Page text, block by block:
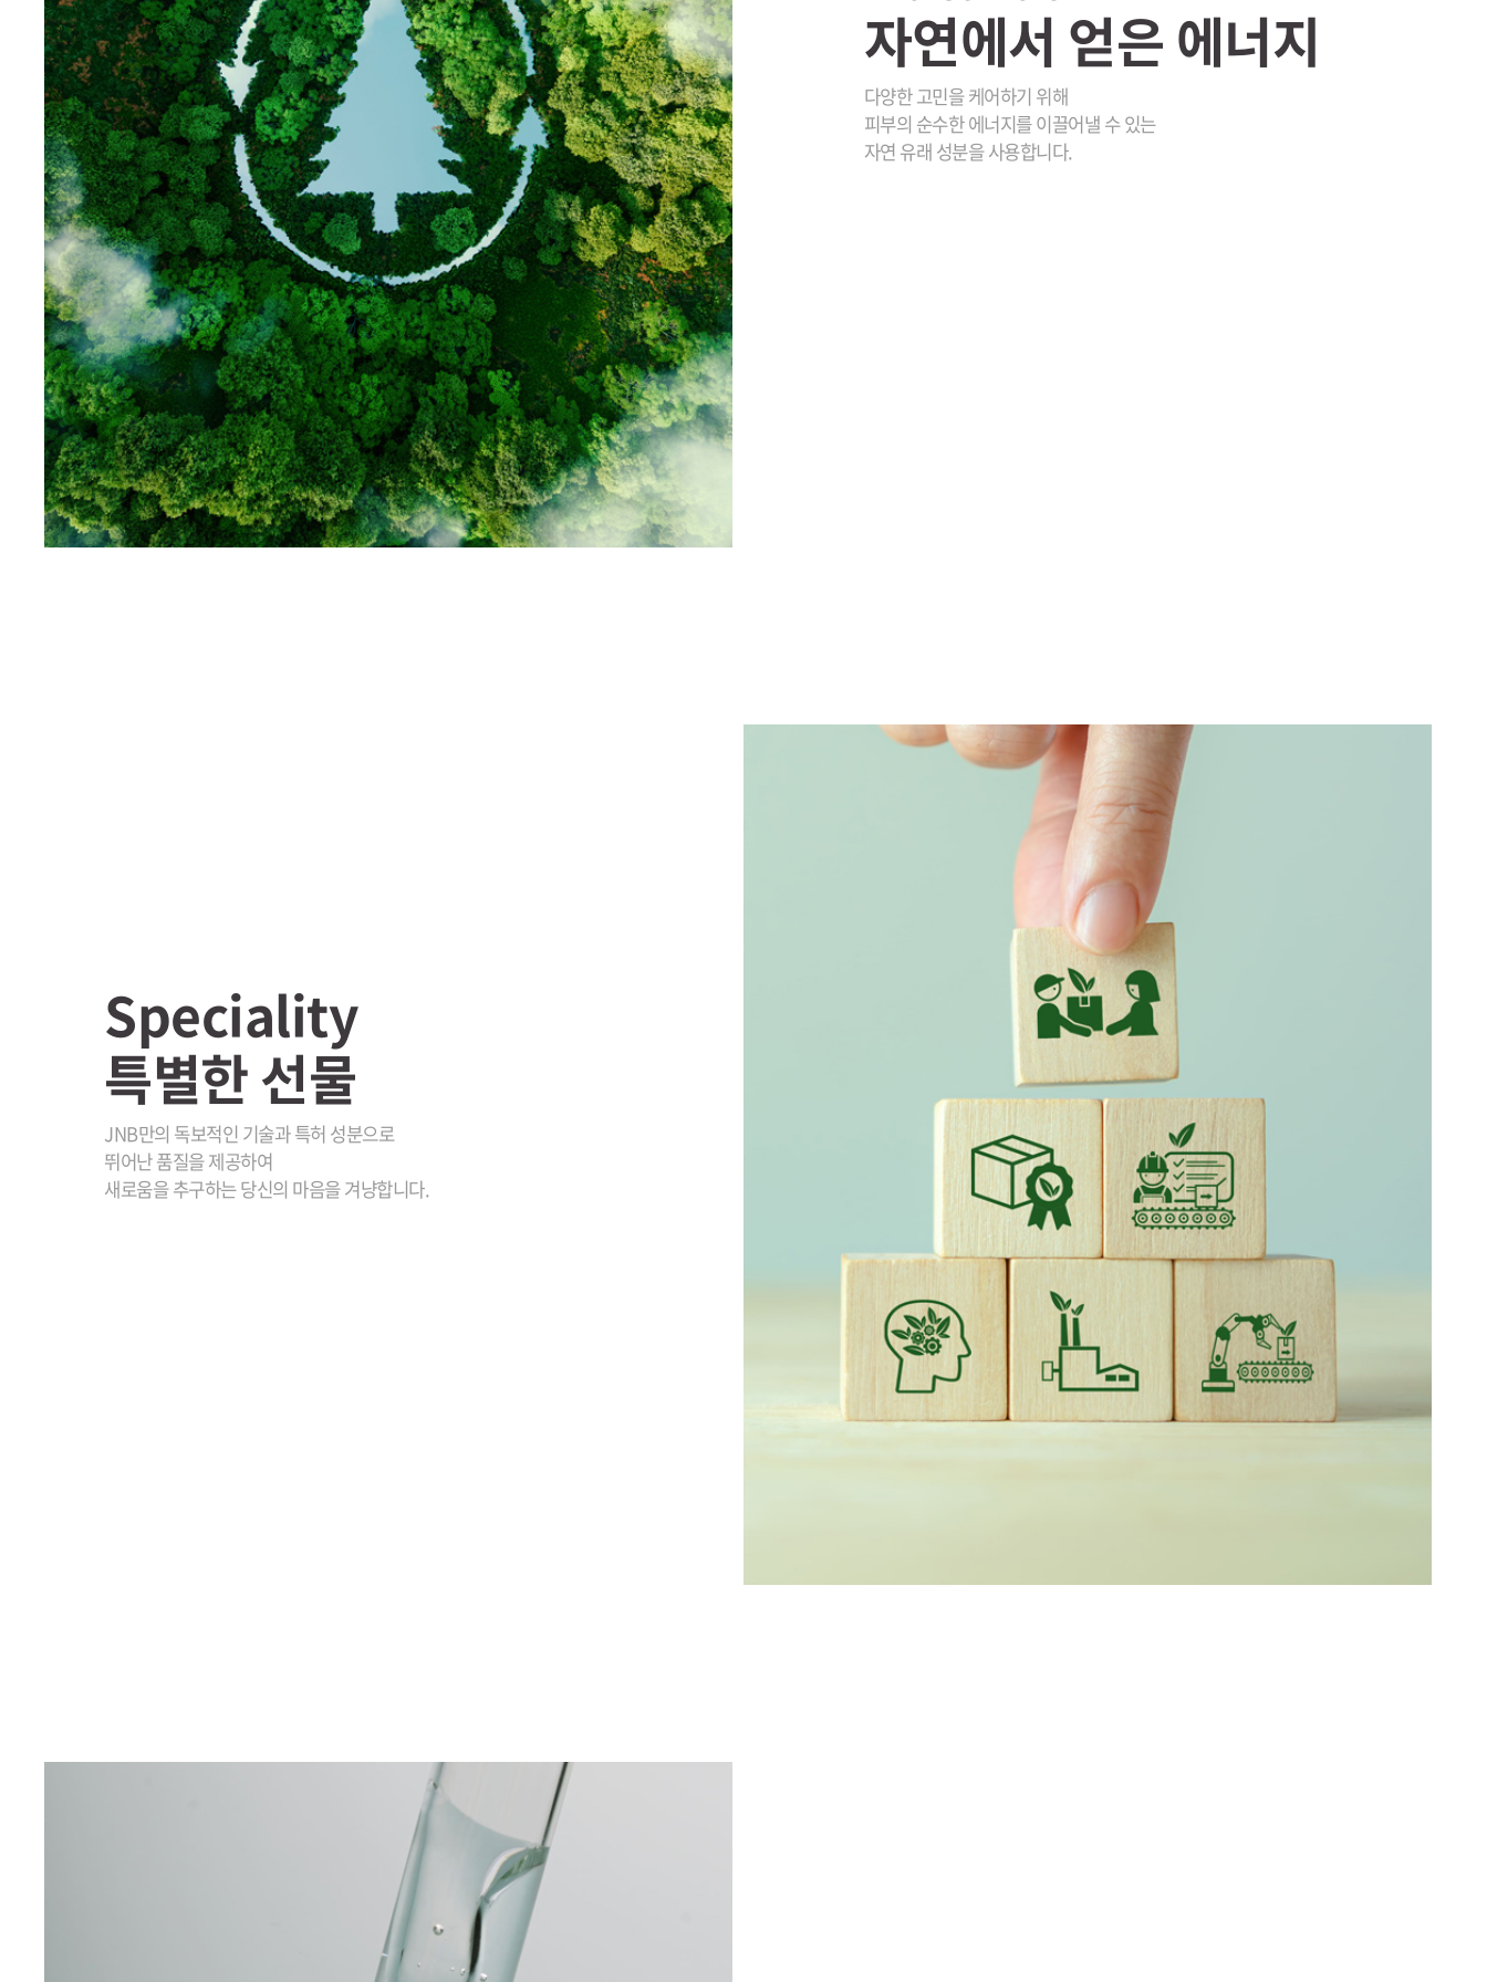
자연에서 얻은 에너지
다양한 고민을 케어하기 위해
피부의 순수한 에너지를 이끌어낼 수 있는
자연 유래 성분을 사용합니다.
Speciality
특별한 선물
JNB만의 독보적인 기술과 특허 성분으로
뛰어난 품질을 제공하여
새로움을 추구하는 당신의 마음을 겨냥합니다.